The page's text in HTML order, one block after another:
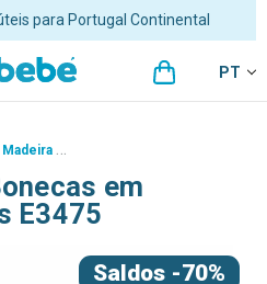
para Portugal Continental
PT
E3475
em
E3475
Saldos -70%